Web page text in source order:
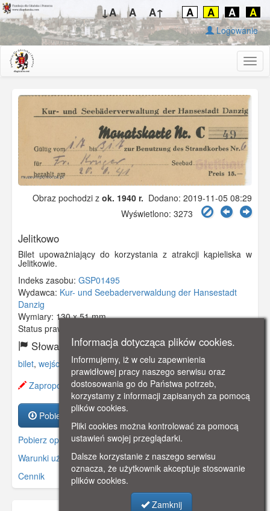
↓A A A↑ A A A A
Logowanie
Obraz pochodzi z ok. 1940 r. Dodano: 2019-11-05 08:29
Wyświetlono: 3273
Jelitkowo
Bilet upoważniający do korzystania z atrakcji kąpieliska w
Jelitkowie.
Indeks zasobu: GSP01495
Wydawca: Kur- und Seebaderverwaldung der Hansestadt
Danzig
Wymiary: 130 x 51 mm
Status prawny:
Słowa kluczowe:
bilet, wejściówka,kąpielisko ,wolne miasto gdańsk
Zaproponuj zmianę opisu.
Pobierz zasób
Pobierz opis
Warunki używania zasobów.
Cennik
Informacja dotycząca plików cookies.
Informujemy, iż w celu zapewnienia
prawidłowej pracy naszego serwisu oraz
dostosowania go do Państwa potrzeb,
korzystamy z informacji zapisanych za pomocą
plików cookies.
Pliki cookies można kontrolować za pomocą
ustawień swojej przeglądarki.
Dalsze korzystanie z naszego serwisu
oznacza, że użytkownik akceptuje stosowanie
plików cookies.
Zamknij